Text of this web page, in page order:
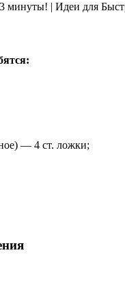
| Идеи для
— 4 ст. ложки;